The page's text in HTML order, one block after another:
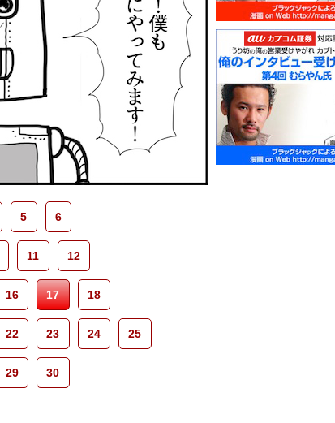
5 6
11 12
16 17 18
22 23 24 25
29 30